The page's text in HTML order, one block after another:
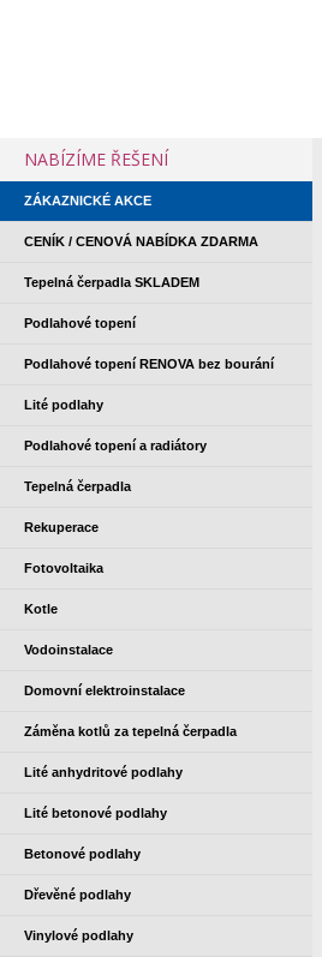
NABÍZÍME ŘEŠENÍ
ZÁKAZNICKÉ AKCE
CENÍK / CENOVÁ NABÍDKA ZDARMA
Tepelná čerpadla SKLADEM
Podlahové topení
Podlahové topení RENOVA bez bourání
Lité podlahy
Podlahové topení a radiátory
Tepelná čerpadla
Rekuperace
Fotovoltaika
Kotle
Vodoinstalace
Domovní elektroinstalace
Záměna kotlů za tepelná čerpadla
Lité anhydritové podlahy
Lité betonové podlahy
Betonové podlahy
Dřevěné podlahy
Vinylové podlahy